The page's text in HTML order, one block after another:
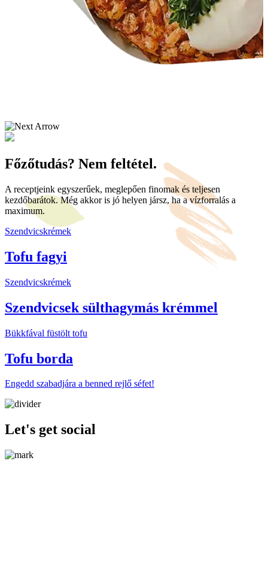
Főzőtudás? Nem feltétel.
A receptjeink egyszerűek, meglepően finomak és teljesen
kezdőbarátok. Még akkor is jó helyen jársz, ha a vízforralás a
maximum.
Szendvicskrémek
Tofu fagyi
Szendvicskrémek
Szendvicsek sülthagymás krémmel
Bükkfával füstölt tofu
Tofu borda
Engedd szabadjára a benned rejlő séfet!
Let's get social